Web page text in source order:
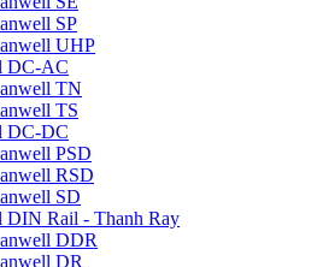
SP
UHP
DC-AC
TN
TS
DC-DC
PSD
RSD
SD
DIN Rail - Thanh Ray
DDR
DR